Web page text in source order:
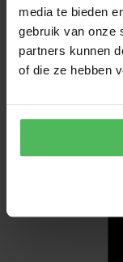
media te bieden
gebruik van onze
partners kunnen
of die ze hebben